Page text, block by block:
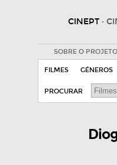
CINEPT ·
SOBRE O PROJETO
FILMES GÉNEROS
PROCURAR